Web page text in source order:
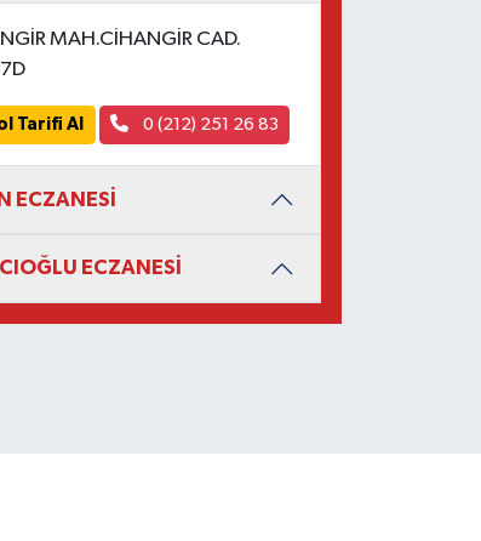
MAH.CİHANGİR CAD.
Tarifi Al 0 (212) 251 26 83
ECZANESİ
ECZANESİ